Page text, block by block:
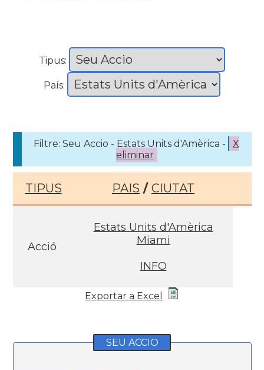
Tipus:
País:
Filtre: Seu Accio - Estats Units d'Amèrica -
X
eliminar
TIPUS PAIS / CIUTAT
Acció
Estats Units d'Amèrica
Miami
INFO
Exportar a Excel
SEU ACCIO